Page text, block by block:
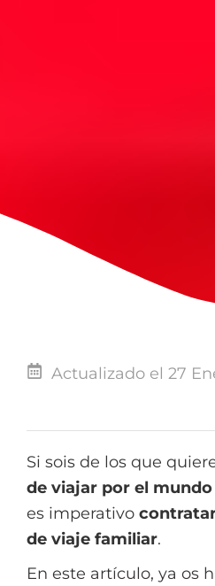
Actualizado el 27
Si sois de los que
de viajar por el
es imperativo
de viaje familiar.
En este artículo, ya os